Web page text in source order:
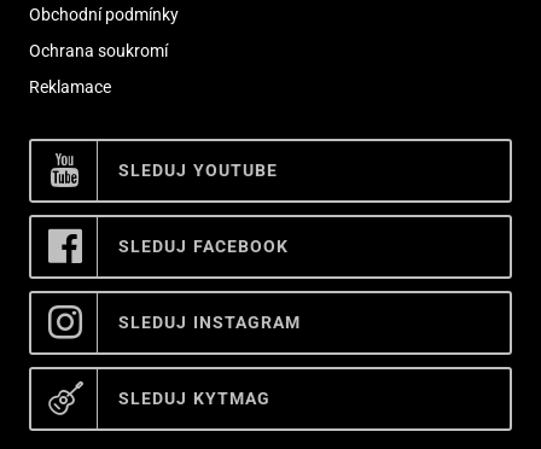
Obchodní podmínky
Ochrana soukromí
Reklamace
SLEDUJ YOUTUBE
SLEDUJ FACEBOOK
SLEDUJ INSTAGRAM
SLEDUJ KYTMAG